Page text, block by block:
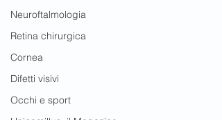
Neuroftalmologia
Retina chirurgica
Cornea
Difetti visivi
Occhi e sport